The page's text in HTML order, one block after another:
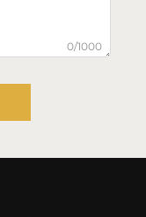
0/1000